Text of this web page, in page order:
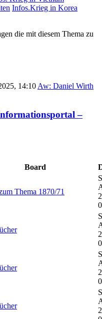
Infos.Krieg in Korea
die mit diesem Thema zu
14:10 Aw: Daniel Wirth
–
Board
Thema 1870/71